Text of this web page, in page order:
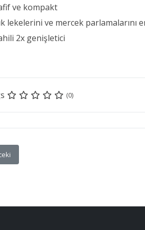
ve kompakt
lekelerini ve mercek parlamalarını
2x genişletici
(0)
makale: Canon’dan Dünyada Bir İlk: